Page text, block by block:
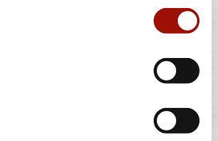
gesetzl. MwSt. Alle Angaben zu
von den tatsächlich gelieferten
innerhalb von ca. 30 Minuten.
Spuren von Allergenen seitens unsere
www.pizzamax.de/produktinformationen